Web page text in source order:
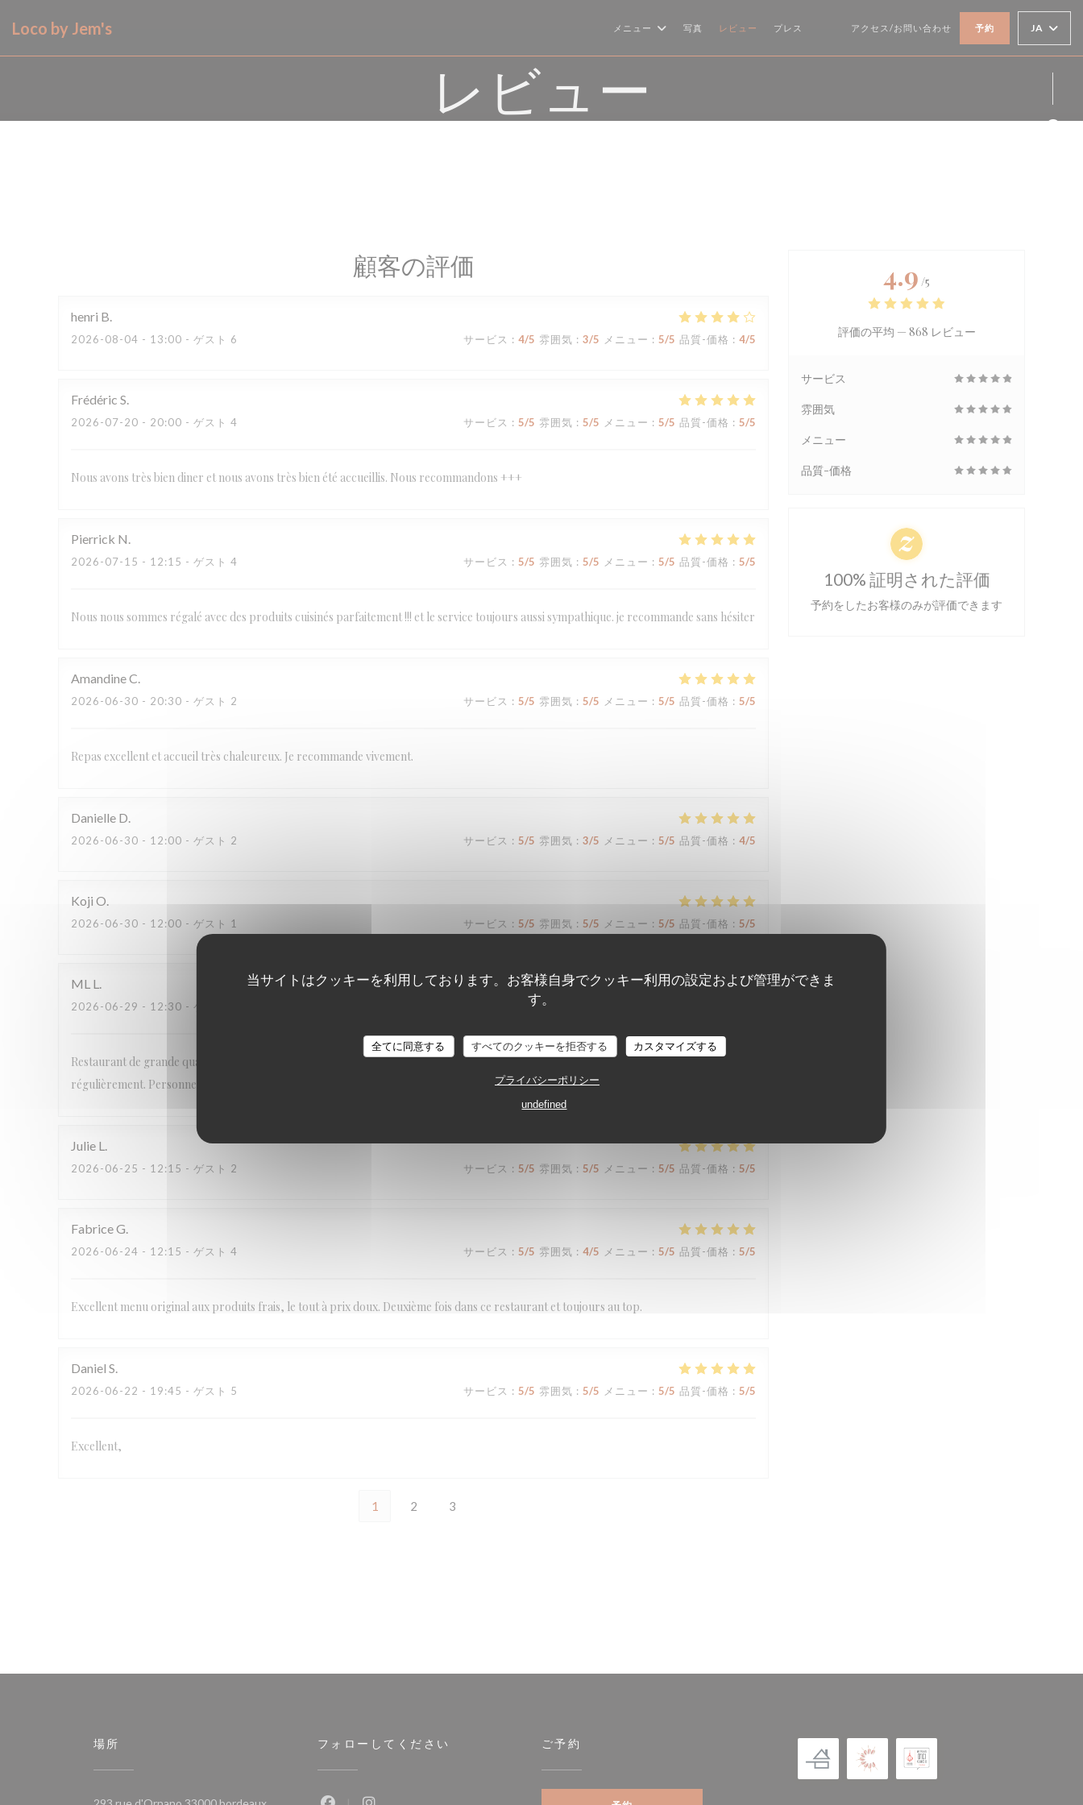
当サイトはクッキーを利用しております。お客様自身でクッキー利用の設定および管理ができま
す。
全てに同意する すべてのクッキーを拒否する カスタマイズする
プライバシーポリシー
undefined
Loco by Jem's メニュー 写真 レビュー プレス
((新しいウィンドウで開きます))
((新しいウィンドウで開きます))
アクセス/お問い合わせ 予約 JA
レビュー
顧客の評価
henri B
2026-08-04 - 13:00 - ゲスト 6 サービス : 4/5 雰囲気 : 3/5 メニュー : 5/5 品質-価格 : 4/5
Frédéric S
2026-07-20 - 20:00 - ゲスト 4 サービス : 5/5 雰囲気 : 5/5 メニュー : 5/5 品質-価格 : 5/5
Nous avons très bien diner et nous avons très bien été accueillis. Nous recommandons +++
Pierrick N
2026-07-15 - 12:15 - ゲスト 4 サービス : 5/5 雰囲気 : 5/5 メニュー : 5/5 品質-価格 : 5/5
Nous nous sommes régalé avec des produits cuisinés parfaitement !!! et le service toujours aussi sympathique. je recommande sans hésiter
AmandineC
2026-06-30 - 20:30 - ゲスト 2 サービス : 5/5 雰囲気 : 5/5 メニュー : 5/5 品質-価格 : 5/5
Repas excellent et accueil très chaleureux. Je recommande vivement.
Danielle D
2026-06-30 - 12:00 - ゲスト 2 サービス : 5/5 雰囲気 : 3/5 メニュー : 5/5 品質-価格 : 4/5
Koji O
2026-06-30 - 12:00 - ゲスト 1 サービス : 5/5 雰囲気 : 5/5 メニュー : 5/5 品質-価格 : 5/5
ML L
2026-06-29 - 12:30 - ゲスト 2 /5 雰囲気
Restaurant de grande qualité, j’y suis allée assez souvent, c’est toujours un grand plaisir. Plats très savoureux, carte qui change
régulièrement. Personnel aimable et service parfait.
Julie L
2026-06-25 - 12:15 - ゲスト 2 サービス : 5/5 雰囲気 : 5/5 メニュー : 5/5 品質-価格 : 5/5
FabriceG
2026-06-24 - 12:15 - ゲスト 4 サービス : 5/5 雰囲気 : 4/5 メニュー : 5/5 品質-価格 : 5/5
Excellent menu original aux produits frais, le tout à prix doux. Deuxième fois dans ce restaurant et toujours au top.
Daniel S
2026-06-22 - 19:45 - ゲスト 5 サービス : 5/5 雰囲気 : 5/5 メニュー : 5/5 品質-価格 : 5/5
Excellent,
1 2 3
4.9 /5
評価の平均 — 868 レビュー
サービス
雰囲気
メニュー
品質-価格
100% 証明された評価
予約をしたお客様のみが評価できます
場所
((新しいウィンドウで開きます))
フォローしてください ご予約
Loco by Jem's